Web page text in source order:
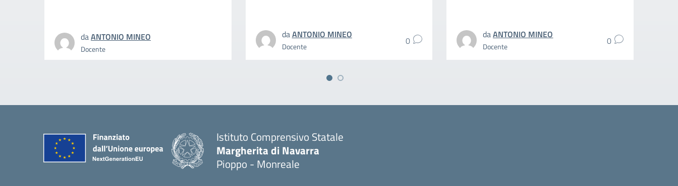
daANTONIO MINEO
Docente
daANTONIO MINEO
Docente 0
daANTONIO MINEO
Docente 0
Istituto Comprensivo Statale
Margherita di Navarra
Pioppo - Monreale